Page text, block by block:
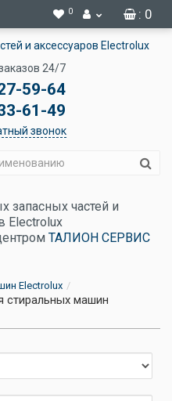
: 0
0
24/7
59-64
61-49
звонок
запасных частей и
Electrolux
ТАЛИОН СЕРВИС
Electrolux
стиральных машин